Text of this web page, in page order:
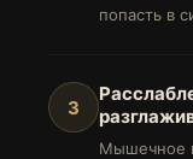
попасть в
3
Мышечное